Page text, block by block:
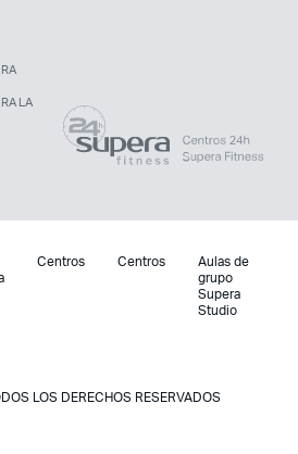
LA
Centros Centros
Aulas de
grupo
Supera
Studio
LOS DERECHOS RESERVADOS